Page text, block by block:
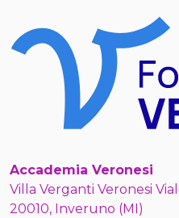
Accademia Veronesi
Villa Verganti Veronesi
20010, Inveruno (MI)